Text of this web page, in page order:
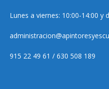
Lunes a viernes: 10:00-14:00 y
915 22 49 61 / 630 508 189